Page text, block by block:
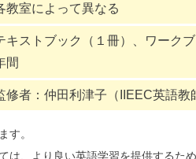
教室によって異なる
キストブック（１冊）、ワーク
間
修者：仲田利津子（IIEEC英語教
す。
は、より良い英語学習を提供するた